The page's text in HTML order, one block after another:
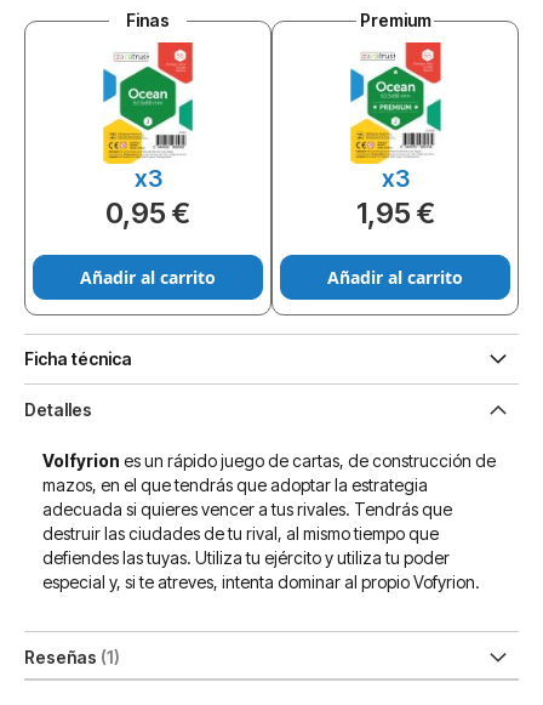
Finas
x3
0,95 €
Añadir al carrito
Premium
x3
1,95 €
Añadir al carrito
Ficha técnica
Detalles
Volfyrion es un rápido juego de cartas, de construcción de
mazos, en el que tendrás que adoptar la estrategia
adecuada si quieres vencer a tus rivales. Tendrás que
destruir las ciudades de tu rival, al mismo tiempo que
defiendes las tuyas. Utiliza tu ejército y utiliza tu poder
especial y, si te atreves, intenta dominar al propio Vofyrion.
Reseñas 1